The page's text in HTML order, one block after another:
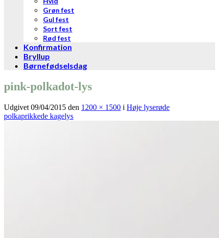
Grøn fest
Gul fest
Sort fest
Rød fest
Konfirmation
Bryllup
Børnefødselsdag
pink-polkadot-lys
Udgivet 09/04/2015 den 1200 × 1500 i Høje lyserøde
polkaprikkede kagelys